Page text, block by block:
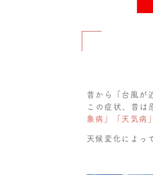
昔から「台風が
この症状、昔は
象病」「天気病」
天候変化によっ